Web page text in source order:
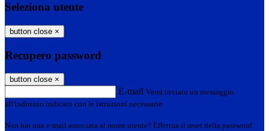
Seleziona utente
button close ×
Recupero password
button close ×
E-mail Verrà inviato un messaggio
all'indirizzo indicato con le istruzioni necessarie.
Non hai una e-mail associata al nome utente? Effettua il reset della password